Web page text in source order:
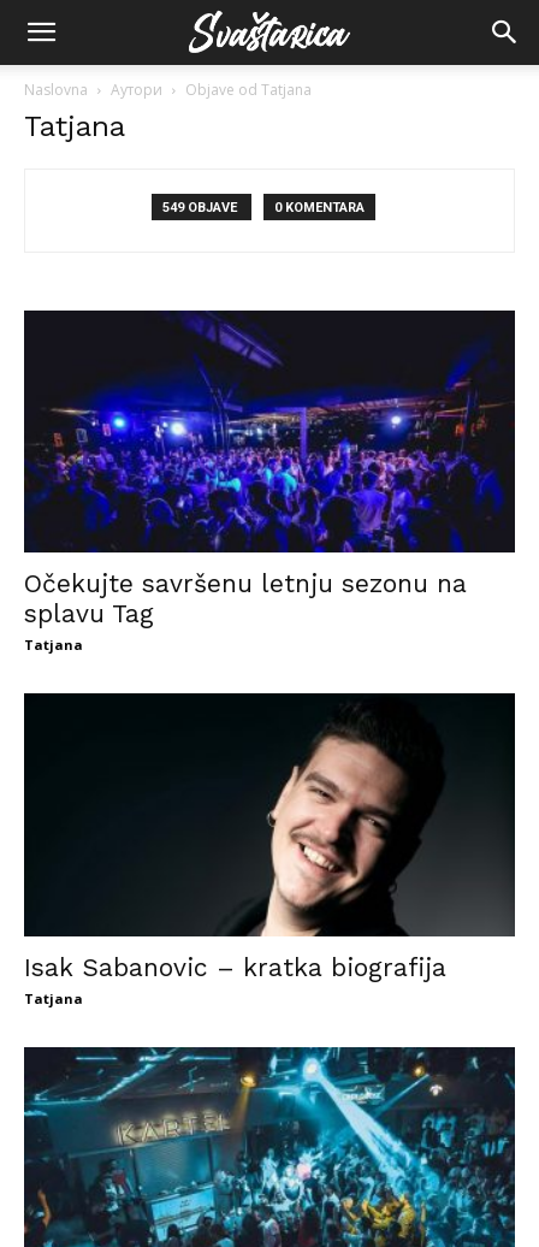
Naslovna Аутори Objave od Tatjana
Tatjana
549 OBJAVE 0 KOMENTARA
Očekujte savršenu letnju sezonu na
splavu Tag
Tatjana
Isak Sabanovic – kratka biografija
Tatjana